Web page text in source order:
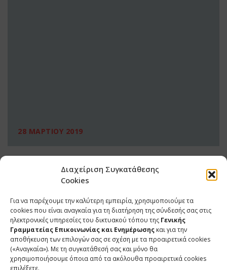
Διαχείριση Συγκατάθεσης
Cookies
Για να παρέχουμε την καλύτερη εμπειρία, χρησιμοποιούμε τα
cookies που είναι αναγκαία για τη διατήρηση της σύνδεσής σας στις
ηλεκτρονικές υπηρεσίες του δικτυακού τόπου της Γενικής
Γραμματείας Επικοινωνίας και Ενημέρωσης και για την
αποθήκευση των επιλογών σας σε σχέση με τα προαιρετικά cookies
(«Αναγκαία»). Με τη συγκατάθεσή σας και μόνο θα
χρησιμοποιήσουμε όποια από τα ακόλουθα προαιρετικά cookies
επιλέξετε.
28 ΜΑΡΤΙΟΥ 2019
ΕΠΙΚΟΙΝΩΝΙΑ